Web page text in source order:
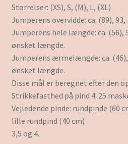
Størrelser: (XS), S, (M), L, (XL)
Jumperens overvidde: ca. (89), 93,
Jumperens hele længde: ca. (56),
ønsket længde.
Jumperens ærmelængde: ca.
ønsket længde.
Disse mål er beregnet efter den
Strikkefasthed på pind 4: 25
Vejledende pinde: rundpinde (60
lille rundpind (40 cm)
3,5 og 4.